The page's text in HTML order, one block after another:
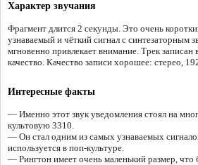
Характер звучания
Фрагмент длится 2 секунды. Это очень
узнаваемый и чёткий сигнал с синтезаторным
мгновенно привлекает внимание. Трек
качество. Качество записи хорошее: стерео,
Интересные факты
— Именно этот звук уведомления стоял на
культовую 3310.
— Он стал одним из самых узнаваемых
используется в поп-культуре.
— Рингтон имеет очень маленький размер,